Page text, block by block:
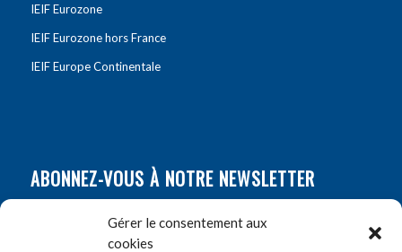
Gérer le consentement aux
cookies
IEIF Eurozone
IEIF Eurozone hors France
IEIF Europe Continentale
ABONNEZ-VOUS À NOTRE NEWSLETTER